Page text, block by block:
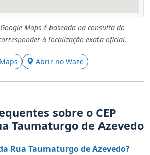
Maps é baseada na consulta do
à localização exata oficial.
Abrir no Waze
sobre o CEP
Taumaturgo de Azevedo
Rua Taumaturgo de Azevedo?